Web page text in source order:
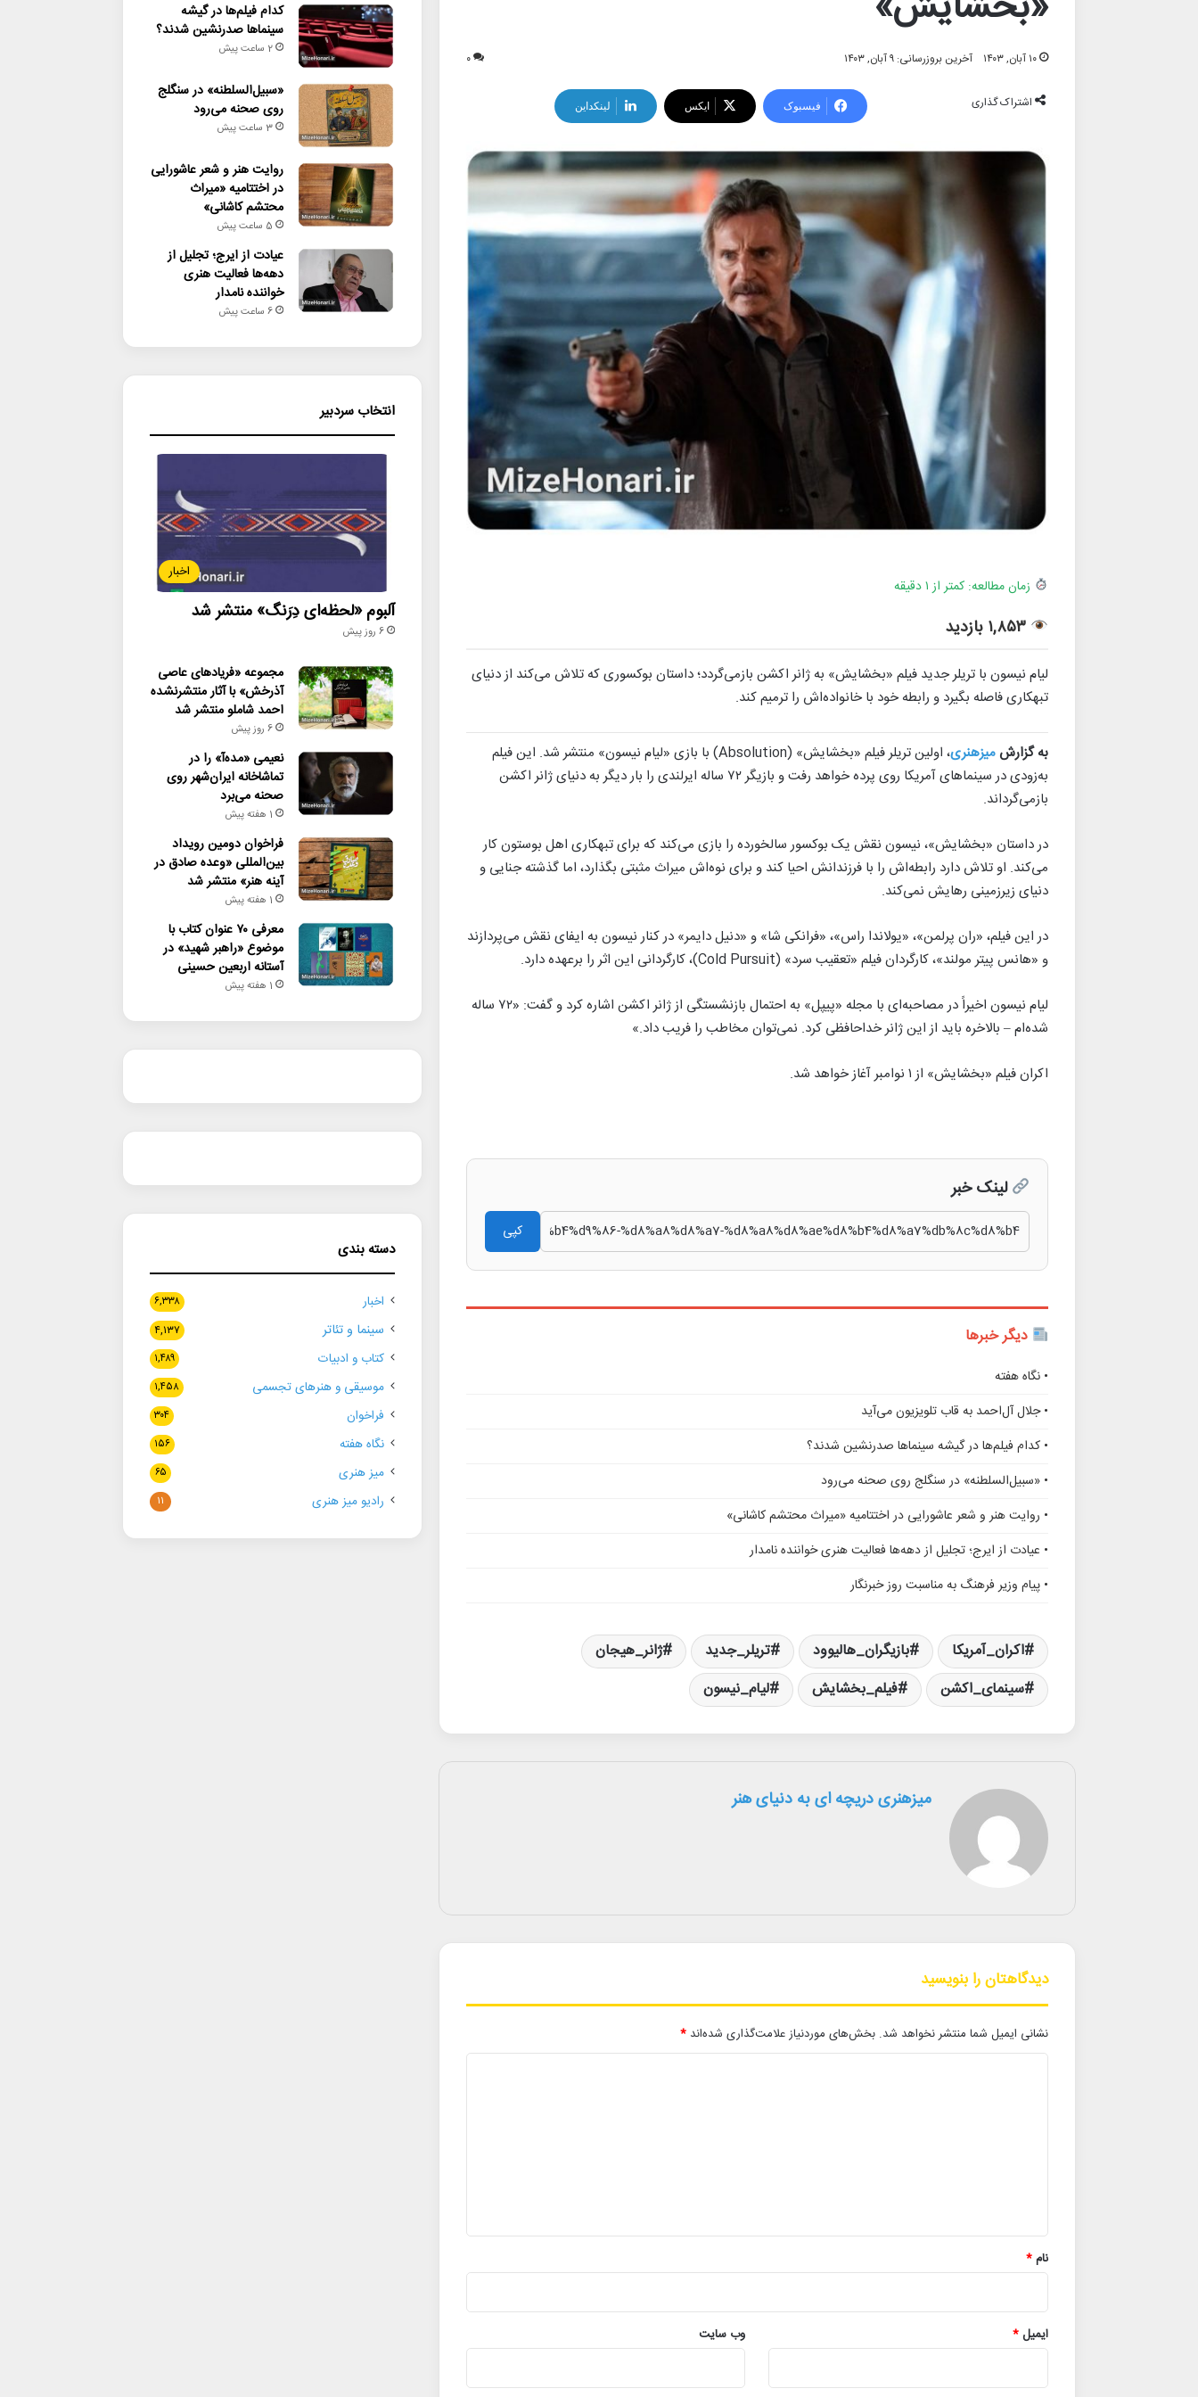
۱۰ آبان, ۱۴۰۳ آخرین بروزرسانی: ۹ آبان, ۱۴۰۳ ۰
اشتراک گذاری فیسبوک ایکس لینکداین
زمان مطالعه: کمتر از ۱ دقیقه
۱,۸۵۳ بازدید
لیام نیسون با تریلر جدید فیلم «بخشایش» به ژانر اکشن بازمی‌گردد؛ داستان بوکسوری که تلاش می‌کند از دنیای
تبهکاری فاصله بگیرد و رابطه خود با خانواده‌اش را ترمیم کند.
به گزارش میزهنری
، اولین تریلر فیلم «بخشایش» (Absolution) با بازی «لیام نیسون» منتشر شد. این فیلم
به‌زودی در سینماهای آمریکا روی پرده خواهد رفت و بازیگر ۷۲ ساله ایرلندی را بار دیگر به دنیای ژانر اکشن
بازمی‌گرداند.
در داستان «بخشایش»، نیسون نقش یک بوکسور سالخورده را بازی می‌کند که برای تبهکاری اهل بوستون کار
می‌کند. او تلاش دارد رابطه‌اش را با فرزندانش احیا کند و برای نوه‌اش میراث مثبتی بگذارد، اما گذشته جنایی و
دنیای زیرزمینی رهایش نمی‌کند.
در این فیلم، «ران پرلمن»، «یولاندا راس»، «فرانکی شا» و «دنیل دایمر» در کنار نیسون به ایفای نقش می‌پردازند
و «هانس پیتر مولند»، کارگردان فیلم «تعقیب سرد» (Cold Pursuit)، کارگردانی این اثر را برعهده دارد.
لیام نیسون اخیراً در مصاحبه‌ای با مجله «پیپل» به احتمال بازنشستگی از ژانر اکشن اشاره کرد و گفت: «۷۲ ساله
شده‌ام – بالاخره باید از این ژانر خداحافظی کرد. نمی‌توان مخاطب را فریب داد.»
اکران فیلم «بخشایش» از ۱ نوامبر آغاز خواهد شد.
لینک خبر
کپی
دیگر خبرها
• نگاه هفته
• جلال آل‌احمد به قاب تلویزیون می‌آید
• کدام فیلم‌ها در گیشه سینماها صدرنشین شدند؟
• «سبیل‌السلطنه» در سنگلج روی صحنه می‌رود
• روایت هنر و شعر عاشورایی در اختتامیه «میراث محتشم کاشانی»
• عیادت از ایرج؛ تجلیل از دهه‌ها فعالیت هنری خواننده نامدار
• پیام وزیر فرهنگ به مناسبت روز خبرنگار
اکران_آمریکا بازیگران_هالیوود تریلر_جدید
ژانر_هیجان
سینمای_اکشن
فیلم_بخشایش لیام_نیسون
میزهنری دریچه ای به دنیای هنر
دیدگاهتان را بنویسید
نشانی ایمیل شما منتشر نخواهد شد. بخش‌های موردنیاز علامت‌گذاری شده‌اند *
نام*
ایمیل* وب‌ سایت
کدام فیلم‌ها در گیشه
سینماها صدرنشین شدند؟
2 ساعت پیش
«سبیل‌السلطنه» در سنگلج
روی صحنه می‌رود
3 ساعت پیش
روایت هنر و شعر عاشورایی
در اختتامیه «میراث
محتشم کاشانی»
5 ساعت پیش
عیادت از ایرج؛ تجلیل از
دهه‌ها فعالیت هنری
خواننده نامدار
6 ساعت پیش
انتخاب سردبیر
اخبار
آلبوم «لحظه‌ای دِرَنگ» منتشر شد
6 روز پیش
مجموعه «فریادهای عاصی
آذرخش» با آثار منتشرنشده
احمد شاملو منتشر شد
6 روز پیش
نعیمی «مده‌آ» را در
تماشاخانه ایران‌شهر روی
صحنه می‌برد
1 هفته پیش
فراخوان دومین رویداد
بین‌المللی «وعده صادق در
آینه هنر» منتشر شد
1 هفته پیش
معرفی ۷۰ عنوان کتاب با
موضوع «راهبر شهید» در
آستانه اربعین حسینی
1 هفته پیش
دسته بندی
اخبار ۶,۳۳۸
سینما و تئاتر ۴,۱۳۷
کتاب و ادبیات ۱,۴۸۹
موسیقی و هنرهای تجسمی ۱,۴۵۸
فراخوان ۳۰۴
نگاه هفته ۱۵۶
میز هنری ۶۵
رادیو میز هنری ۱۱